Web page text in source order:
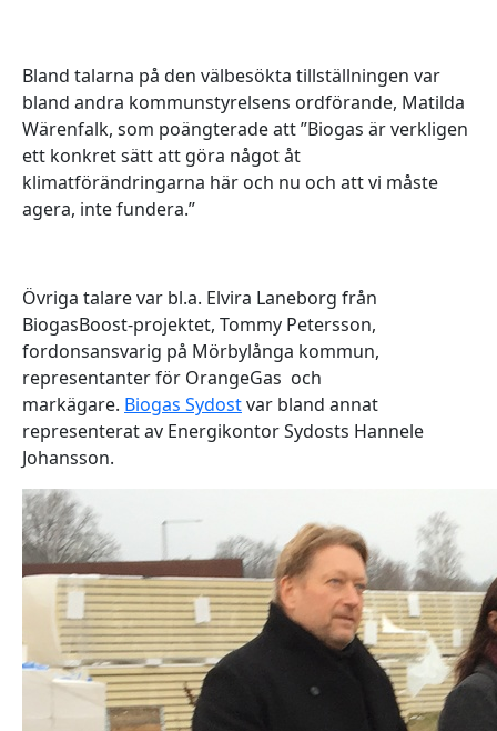
Bland talarna på den välbesökta tillställningen var
bland andra kommunstyrelsens ordförande, Matilda
Wärenfalk, som poängterade att ”Biogas är verkligen
ett konkret sätt att göra något åt
klimatförändringarna här och nu och att vi måste
agera, inte fundera.”
Övriga talare var bl.a. Elvira Laneborg från
BiogasBoost-projektet, Tommy Petersson,
fordonsansvarig på Mörbylånga kommun,
representanter för OrangeGas och
markägare. Biogas Sydostvar bland annat
representerat av Energikontor Sydosts Hannele
Johansson.